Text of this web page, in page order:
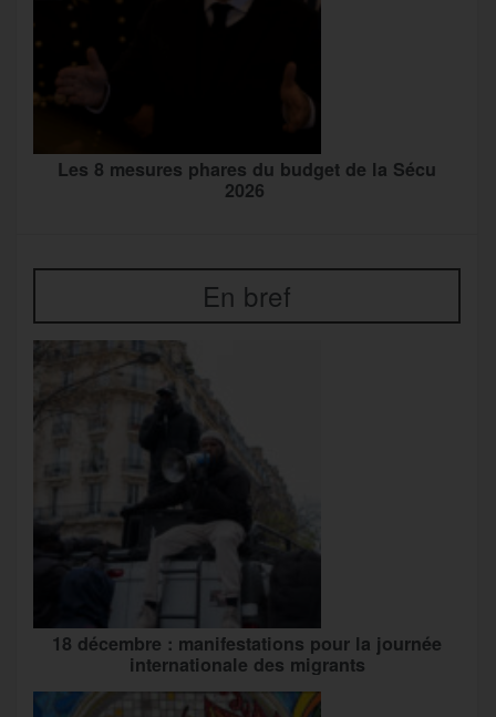
Les 8 mesures phares du budget de la Sécu
2026
En bref
18 décembre : manifestations pour la journée
internationale des migrants